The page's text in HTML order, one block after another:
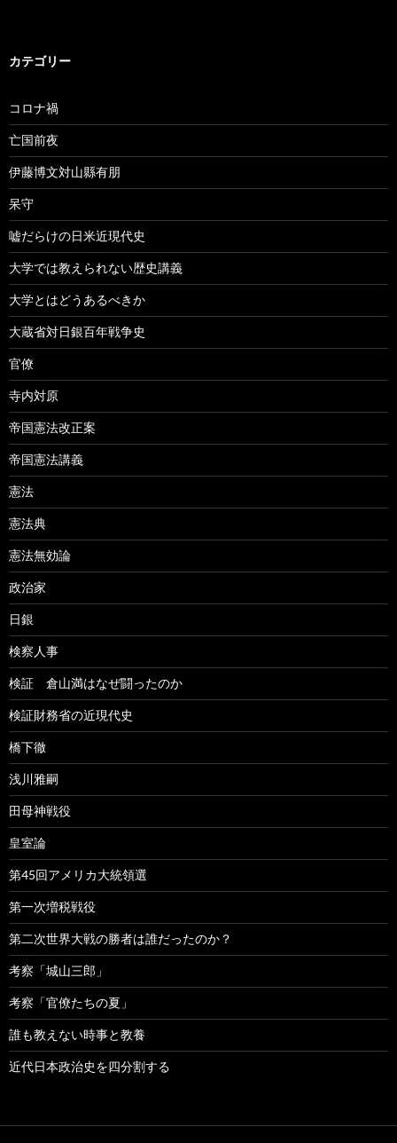
カテゴリー
コロナ禍
亡国前夜
伊藤博文対山縣有朋
呆守
嘘だらけの日米近現代史
大学では教えられない歴史講義
大学とはどうあるべきか
大蔵省対日銀百年戦争史
官僚
寺内対原
帝国憲法改正案
帝国憲法講義
憲法
憲法典
憲法無効論
政治家
日銀
検察人事
検証 倉山満はなぜ闘ったのか
検証財務省の近現代史
橋下徹
浅川雅嗣
田母神戦役
皇室論
第45回アメリカ大統領選
第一次増税戦役
第二次世界大戦の勝者は誰だったのか？
考察「城山三郎」
考察「官僚たちの夏」
誰も教えない時事と教養
近代日本政治史を四分割する